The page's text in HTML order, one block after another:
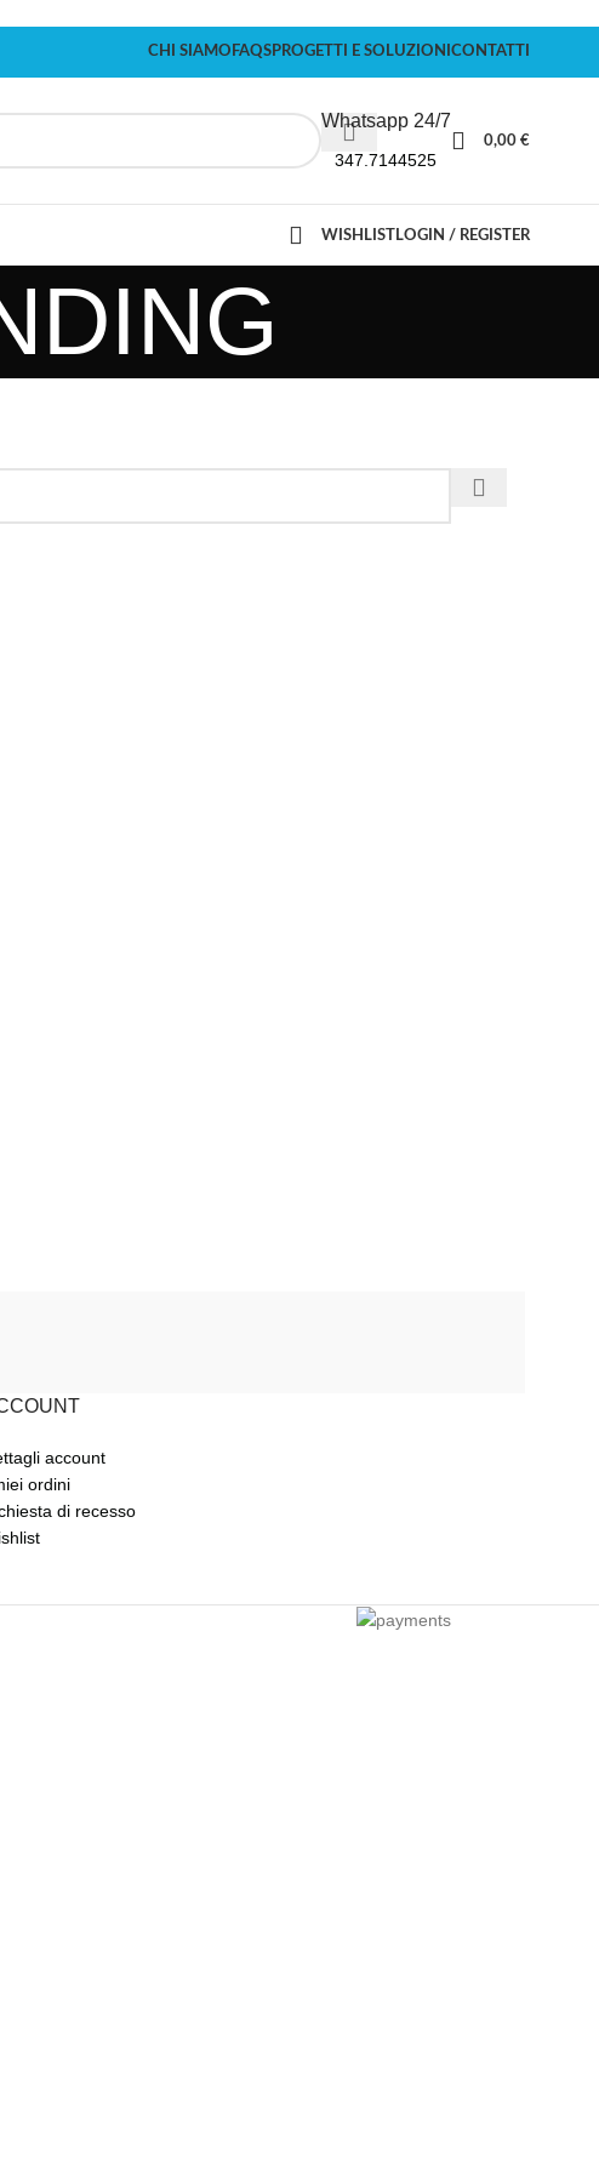
CHI SIAMO FAQSPROGETTI E SOLUZIONI CONTATTI
Whatsapp 24/7
347.7144525
0,00 €
WISHLISTLOGIN / REGISTER
account
ordini
di recesso